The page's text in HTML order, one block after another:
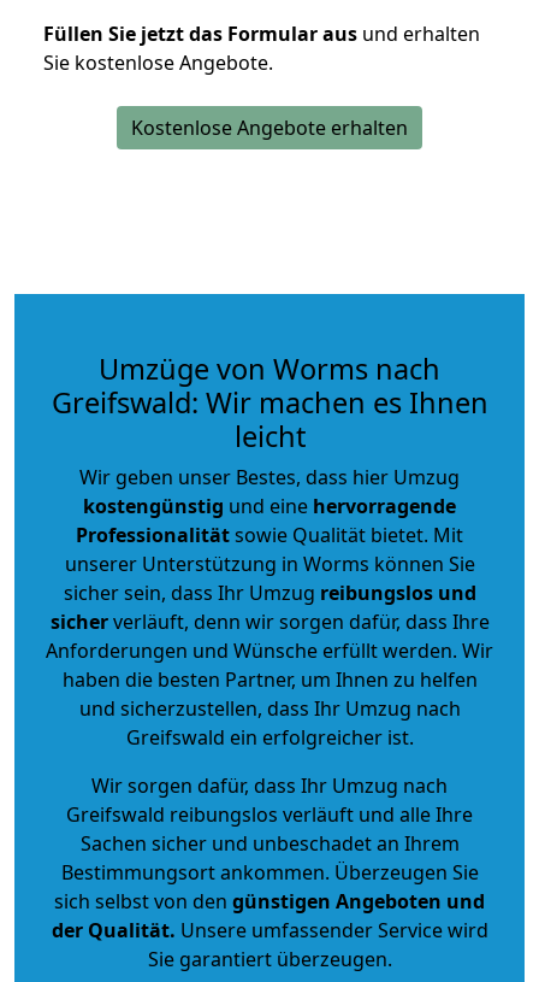
Füllen Sie jetzt das Formular aus und erhalten
Sie kostenlose Angebote.
Kostenlose Angebote erhalten
Umzüge von Worms nach
Greifswald: Wir machen es Ihnen
leicht
Wir geben unser Bestes, dass hier Umzug
kostengünstig und eine hervorragende
Professionalitätsowie Qualität bietet. Mit
unserer Unterstützung in Worms können Sie
sicher sein, dass Ihr Umzug reibungslos und
sicherverläuft, denn wir sorgen dafür, dass Ihre
Anforderungen und Wünsche erfüllt werden. Wir
haben die besten Partner, um Ihnen zu helfen
und sicherzustellen, dass Ihr Umzug nach
Greifswald ein erfolgreicher ist.
Wir sorgen dafür, dass Ihr Umzug nach
Greifswald reibungslos verläuft und alle Ihre
Sachen sicher und unbeschadet an Ihrem
Bestimmungsort ankommen. Überzeugen Sie
sich selbst von den günstigen Angeboten und
der Qualität. Unsere umfassender Service wird
Sie garantiert überzeugen.